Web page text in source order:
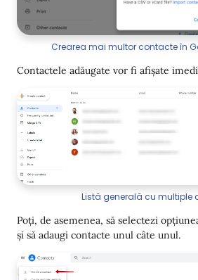
Crearea mai multor contacte în
Contactele adăugate vor fi afișate
Listă generală cu multiple
Poți, de asemenea, să selectezi
și să adaugi contacte unul câte unul.